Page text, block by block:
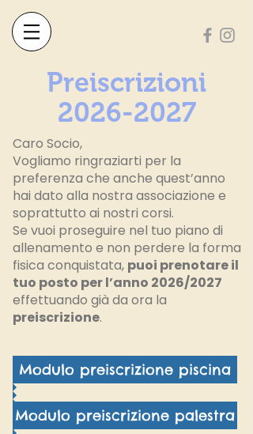
Preiscrizioni
2026-2027
Caro Socio,
Vogliamo ringraziarti per la
preferenza che anche quest’anno
hai dato alla nostra associazione e
soprattutto ai nostri corsi.
Se vuoi proseguire nel tuo piano di
allenamento e non perdere la forma
fisica conquistata, puoi prenotare il
tuo posto per l’anno 2026/2027
effettuando già da ora la
preiscrizione.
Modulo preiscrizione piscina
Modulo preiscrizione palestra